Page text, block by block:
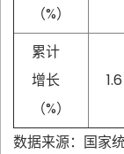
（%）
累计
增长
（%）
1.6
数据来源：国家